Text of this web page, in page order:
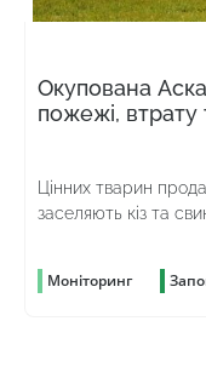
Окупована
пожежі, втрату
Цінних тварин
заселяють кіз та
Моніторинг